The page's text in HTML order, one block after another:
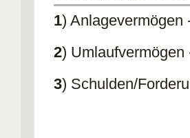
1) Anlagevermögen
2)
3) Schulden/